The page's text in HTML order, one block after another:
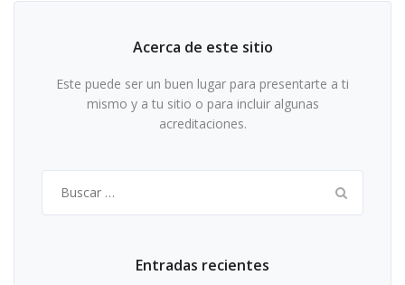
Acerca de este sitio
Este puede ser un buen lugar para presentarte a ti
mismo y a tu sitio o para incluir algunas
acreditaciones.
Entradas recientes